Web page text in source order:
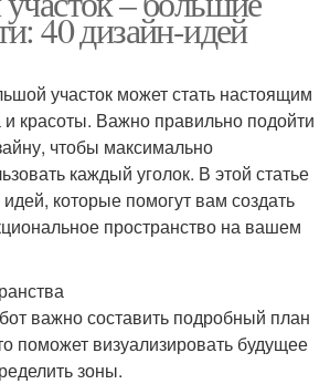
40 дизайн-идей
участок может стать настоящим
красоты. Важно правильно подойти
чтобы максимально
каждый уголок. В этой статье
которые помогут вам создать
пространство на вашем
важно составить подробный план
поможет визуализировать будущее
зоны.